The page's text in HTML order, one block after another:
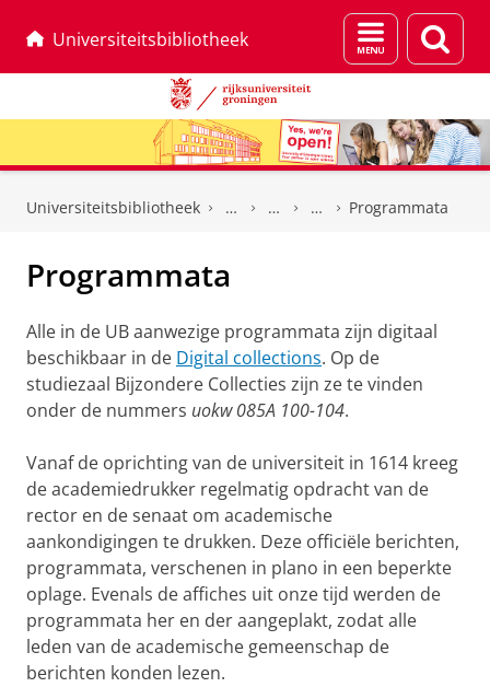
Universiteitsbibliotheek
Menu
en
Universiteitsbibliotheek Programmata
Programmata
Alle in de UB aanwezige programmata zijn digitaal
beschikbaar in de Digital collections. Op de
studiezaal Bijzondere Collecties zijn ze te vinden
onder de nummers uokw 085A 100-104.
Vanaf de oprichting van de universiteit in 1614 kreeg
de academiedrukker regelmatig opdracht van de
rector en de senaat om academische
aankondigingen te drukken. Deze officiële berichten,
programmata, verschenen in plano in een beperkte
oplage. Evenals de affiches uit onze tijd werden de
programmata her en der aangeplakt, zodat alle
leden van de academische gemeenschap de
berichten konden lezen.